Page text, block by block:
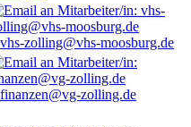
vhs-zolling@vhs-moosburg.de
finanzen@vg-zolling.de